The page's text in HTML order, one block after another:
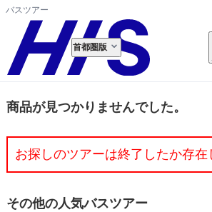
バスツアー
首都圏版
商品が見つかりませんでした。
お探しのツアーは終了したか存在
その他の人気バスツアー